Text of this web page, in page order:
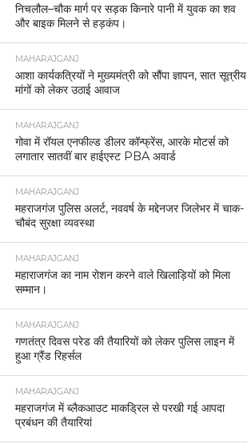
निचलौल–चौक मार्ग पर सड़क किनारे पानी में युवक का शव
और बाइक मिलने से हड़कंप।
MAHARAJGANJ
आशा कार्यकत्रियों ने मुख्यमंत्री को सौंपा ज्ञापन, सात सूत्रीय
मांगों को लेकर उठाई आवाज
MAHARAJGANJ
गोवा में रॉयल एनफील्ड डीलर कॉन्फ्रेंस, आरके मोटर्स को
लगातार सातवीं बार हाईएस्ट PBA अवार्ड
MAHARAJGANJ
महराजगंज पुलिस अलर्ट, नववर्ष के मद्देनजर जिलेभर में चाक-
चौबंद सुरक्षा व्यवस्था
MAHARAJGANJ
महाराजगंज का नाम रोशन करने वाले खिलाड़ियों को मिला
सम्मान।
MAHARAJGANJ
गणतंत्र दिवस परेड की तैयारियों को लेकर पुलिस लाइन में
हुआ ग्रैंड रिहर्सल
MAHARAJGANJ
महराजगंज में ब्लैकआउट माकड्रिल से परखी गई आपदा
प्रबंधन की तैयारियां